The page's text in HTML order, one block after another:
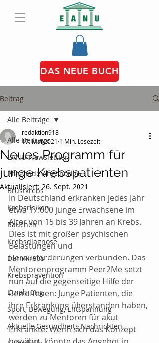
DAS NEUE BUCH
Beitrag
Alle Beiträge
EANU-Newslettter
Pflegende Angehörige
Brustkrebs
Krebsrisiken
Rauchen
Krebsdiagnose
Darmkrebs
Krebsprävention
Ernährung
Sport, Bewegung, Entspannung
Aktuelle Gesundheits-Nachrichten
Alle Beiträge
Neues Programm für
junge Krebspatienten
redaktion918
17. Mai 2021 1 Min. Lesezeit
Aktualisiert: 26. Sept. 2021
In Deutschland erkranken jedes Jahr
etwa 17.000 junge Erwachsene im
Alter von 15 bis 39 Jahren an Krebs.
Dies ist mit großen psychischen
Belastungen und
Herausforderungen verbunden. Das
Mentorenprogramm Peer2Me setzt
nun auf die gegenseitige Hilfe der
Betroffenen: Junge Patienten, die
ihre Erkrankung überstanden haben,
werden zu Mentoren für akut
Erkrankte. Wenn sich das Konzept